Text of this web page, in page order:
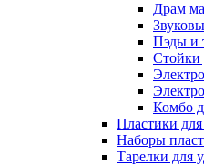
Драм
Пэды и
Стойки
Комбо
Пластики
Наборы
Тарелки для